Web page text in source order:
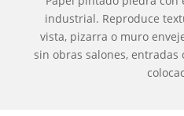
industrial. Reproduce
vista, pizarra o muro
sin obras salones, entradas